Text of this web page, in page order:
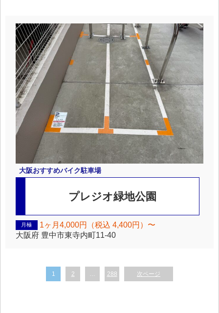
大阪おすすめバイク駐車場
プレジオ緑地公園
月極
1ヶ月4,000円（税込 4,400円）〜
大阪府 豊中市東寺内町11-40
1 2 … 288 次ページ